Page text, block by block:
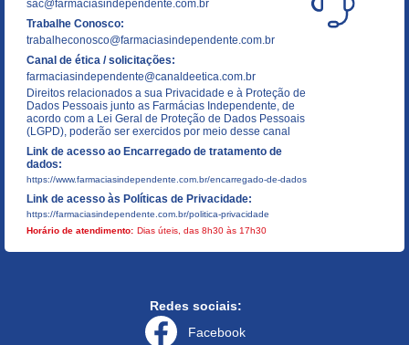
sac@farmaciasindependente.com.br
Trabalhe Conosco:
trabalheconosco@farmaciasindependente.com.br
Canal de ética / solicitações:
farmaciasindependente@canaldeetica.com.br
Direitos relacionados a sua Privacidade e à Proteção de
Dados Pessoais junto as Farmácias Independente, de
acordo com a Lei Geral de Proteção de Dados Pessoais
(LGPD), poderão ser exercidos por meio desse canal
Link de acesso ao Encarregado de tratamento de
dados:
https://www.farmaciasindependente.com.br/encarregado-de-dados
Link de acesso às Políticas de Privacidade:
https://farmaciasindependente.com.br/politica-privacidade
Horário de atendimento: Dias úteis, das 8h30 às 17h30
Redes sociais:
Facebook